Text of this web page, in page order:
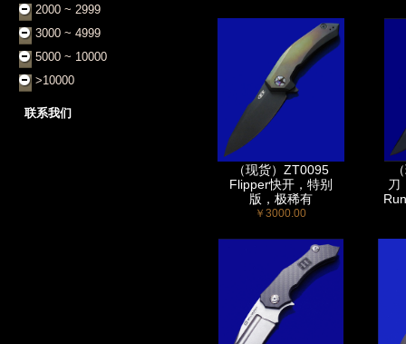
2000 ~ 2999
3000 ~ 4999
5000 ~ 10000
>10000
联系我们
（现货）ZT0095
Flipper快开，特别
版，极稀有
￥3000.00
刀